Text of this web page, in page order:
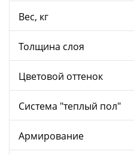
Вес, кг
Толщина слоя
Цветовой оттенок
Система "теплый пол"
Армирование